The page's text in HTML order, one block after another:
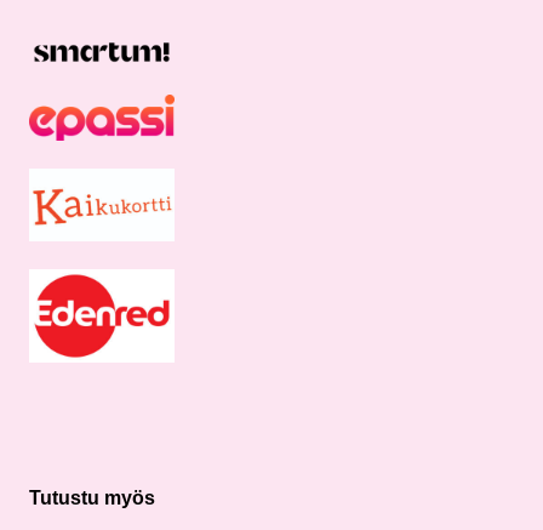
Tutustu myös